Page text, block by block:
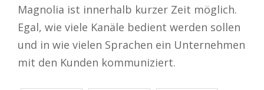
Magnolia ist innerhalb kurzer Zeit möglich.
Egal, wie viele Kanäle bedient werden sollen
und in wie vielen Sprachen ein Unternehmen
mit den Kunden kommuniziert.